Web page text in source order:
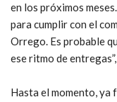
en los próximos
para cumplir con el
Orrego. Es probable
ese ritmo de
Hasta el momento, ya